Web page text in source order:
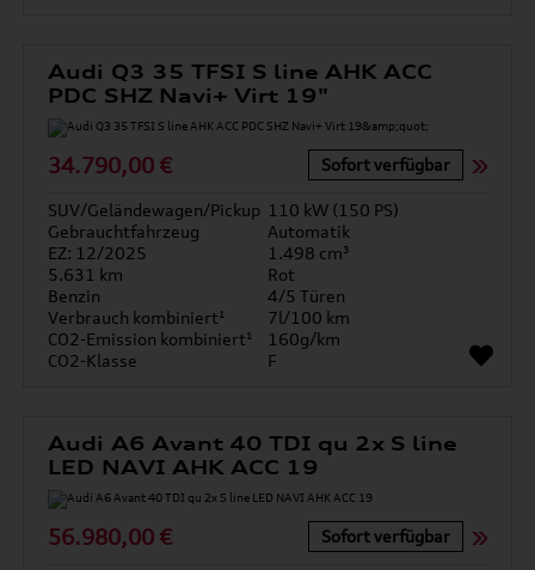
Audi Q3 35 TFSI S line AHK ACC
PDC SHZ Navi+ Virt 19"
34.790,00 € Sofort verfügbar
SUV/Geländewagen/Pickup 110 kW (150 PS)
Gebrauchtfahrzeug
Automatik
EZ: 12/2025
1.498 cm³
5.631 km
Rot
Benzin
4/5 Türen
Verbrauch kombiniert¹
7l/100 km
CO2-Emission kombiniert¹
160g/km
CO2-Klasse
F
Audi A6 Avant 40 TDI qu 2x S line
LED NAVI AHK ACC 19
56.980,00 € Sofort verfügbar